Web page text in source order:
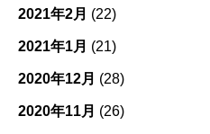
2021年2月 (22)
2021年1月 (21)
2020年12月 (28)
2020年11月 (26)